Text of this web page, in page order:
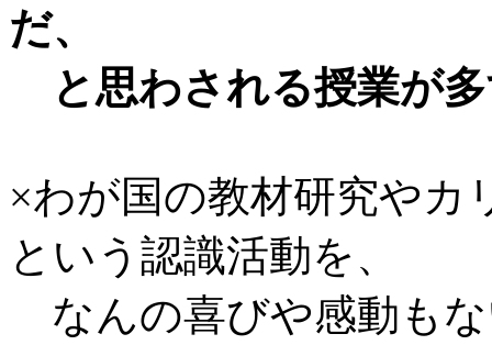
だ、
と思わされる授業が
×わが国の教材研究やカ
という認識活動を、
なんの喜びや感動も